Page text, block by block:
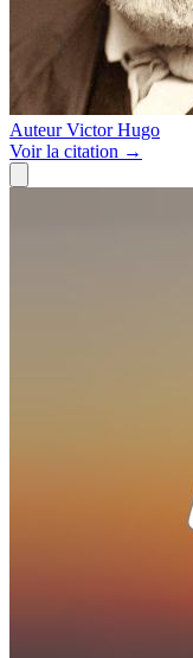
Auteur Victor Hugo
Voirla citation →